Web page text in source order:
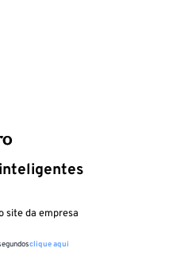
site da empresa
clique aqui